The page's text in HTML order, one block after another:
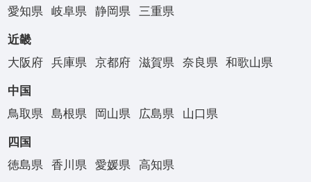
愛知県
岐阜県 静岡県 三重県
近畿
大阪府
兵庫県 京都府 滋賀県 奈良県 和歌山県
中国
鳥取県
島根県 岡山県 広島県 山口県
四国
徳島県
香川県 愛媛県 高知県